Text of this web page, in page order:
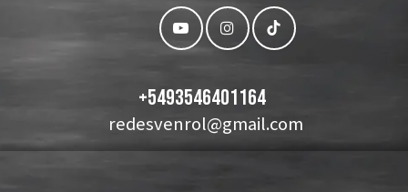
+5493546401164
redesvenrol@gmail.com